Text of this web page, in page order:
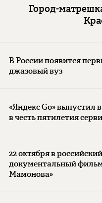
Город-
В России появится
джазовый вуз
«Яндекс Go» выпустил
в честь пятилетия
22 октября в
документальный
Мамонова»